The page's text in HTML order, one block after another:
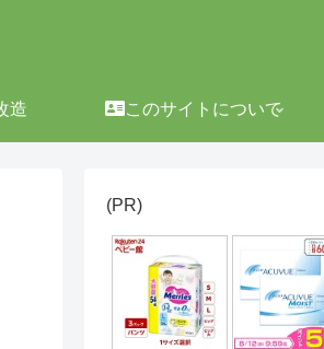
造 このサイトについて
(PR)